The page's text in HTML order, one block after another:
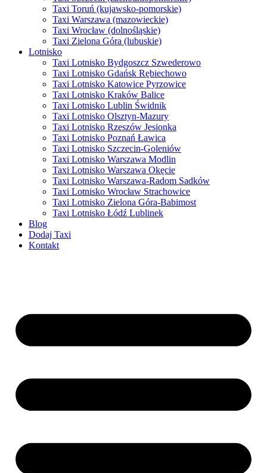
Taxi Toruń (kujawsko-pomorskie)
Taxi Warszawa (mazowieckie)
Taxi Wrocław (dolnośląskie)
Taxi Zielona Góra (lubuskie)
Lotnisko
Taxi Lotnisko Bydgoszcz Szwederowo
Taxi Lotnisko Gdańsk Rębiechowo
Taxi Lotnisko Katowice Pyrzowice
Taxi Lotnisko Kraków Balice
Taxi Lotnisko Lublin Świdnik
Taxi Lotnisko Olsztyn-Mazury
Taxi Lotnisko Rzeszów Jesionka
Taxi Lotnisko Poznań Ławica
Taxi Lotnisko Szczecin-Goleniów
Taxi Lotnisko Warszawa Modlin
Taxi Lotnisko Warszawa Okęcie
Taxi Lotnisko Warszawa-Radom Sadków
Taxi Lotnisko Wrocław Strachowice
Taxi Lotnisko Zielona Góra-Babimost
Taxi Lotnisko Łódź Lublinek
Blog
Dodaj Taxi
Kontakt